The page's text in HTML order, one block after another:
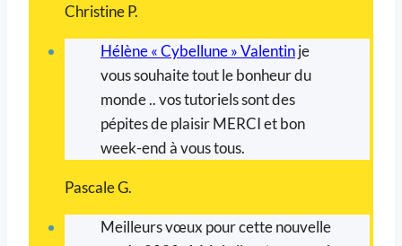
Christine P.
Hélène « Cybellune » Valentinje
vous souhaite tout le bonheur du
monde .. vos tutoriels sont des
pépites de plaisir MERCI et bon
week-end à vous tous.
Pascale G.
Meilleurs vœux pour cette nouvelle